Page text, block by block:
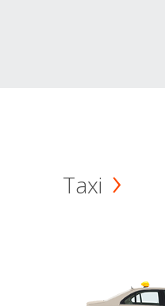
Taxi